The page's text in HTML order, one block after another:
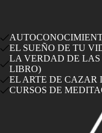
EL SUEÑO DE TU
LA VERDAD DE LAS
LIBRO)
EL ARTE DE CAZAR
CURSOS DE